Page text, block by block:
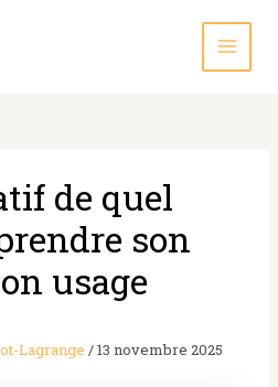
de quel
son
usage
Lagrange /13 novembre 2025